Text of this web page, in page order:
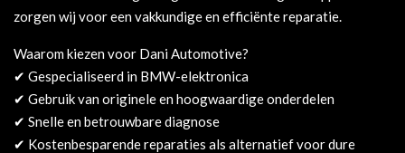
zorgen wij voor een vakkundige en efficiënte reparatie.
Waarom kiezen voor Dani Automotive?
✔ Gespecialiseerd in BMW-elektronica
✔ Gebruik van originele en hoogwaardige onderdelen
✔ Snelle en betrouwbare diagnose
✔ Kostenbesparende reparaties als alternatief voor dure